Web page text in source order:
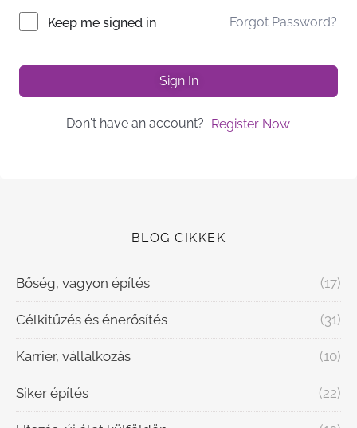
Keep me signed in Forgot Password?
Sign In
Don't have an account? Register Now
BLOG CIKKEK
Bőség, vagyon építés (17)
Célkitűzés és énerősítés (31)
Karrier, vállalkozás (10)
Siker építés (22)